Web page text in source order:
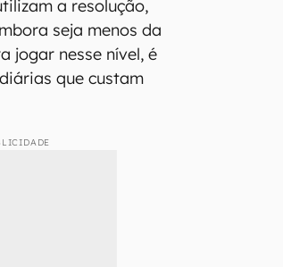
a resolução,
seja menos da
jogar nesse nível, é
que custam